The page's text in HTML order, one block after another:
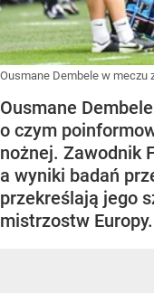
Ousmane Dembele w meczu
Ousmane
o czym
nożnej. Zawodnik
a wyniki badań
przekreślają jego
mistrzostw Europy.